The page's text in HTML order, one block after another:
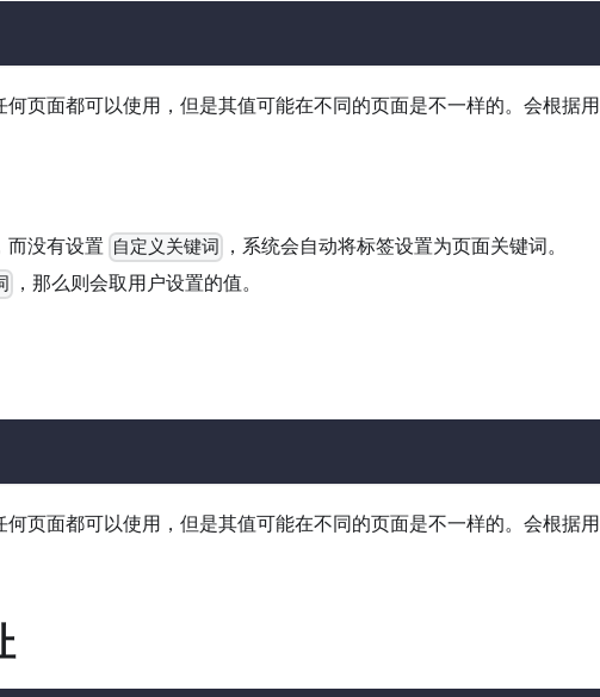
页面都可以使用，但是其值可能在不同的页面是不一样的。会根据用
而没有设置 自定义关键词
，系统会自动将标签设置为页面关键词。
，那么则会取用户设置的值。
页面都可以使用，但是其值可能在不同的页面是不一样的。会根据用